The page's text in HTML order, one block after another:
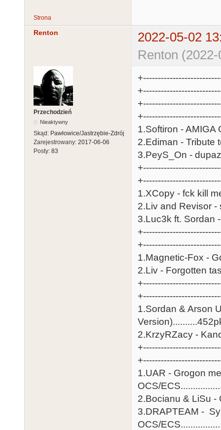
Strona
Renton
2022-05-02
Renton
Przechodzień
Nieaktywny
Skąd: Pawłowice/Jastrzębie-Zdrój
Zarejestrowany: 2017-06-06
Posty: 83
1.Softiron - AMIGA
2.Ediman - Tribute
3.PeyS_On -
1.XCopy - fck kill
2.Liv and Revisor -
3.Luc3k ft. Sordan
1.Magnetic-Fox -
2.Liv - Forgotten
1.Sordan & Arson
2.KrzyRZacy -
1.UAR - Grogon
OCS/
2.Bocianu & LiSu -
3.DRAPTEAM -
OCS/